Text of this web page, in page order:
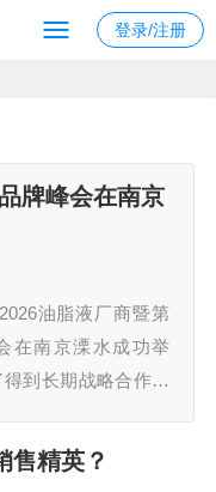
登录/注册
牌峰会在南京
油脂液厂商暨第
在南京溧水成功举
到长期战略合作伙
能装备有限公司的
售精英？